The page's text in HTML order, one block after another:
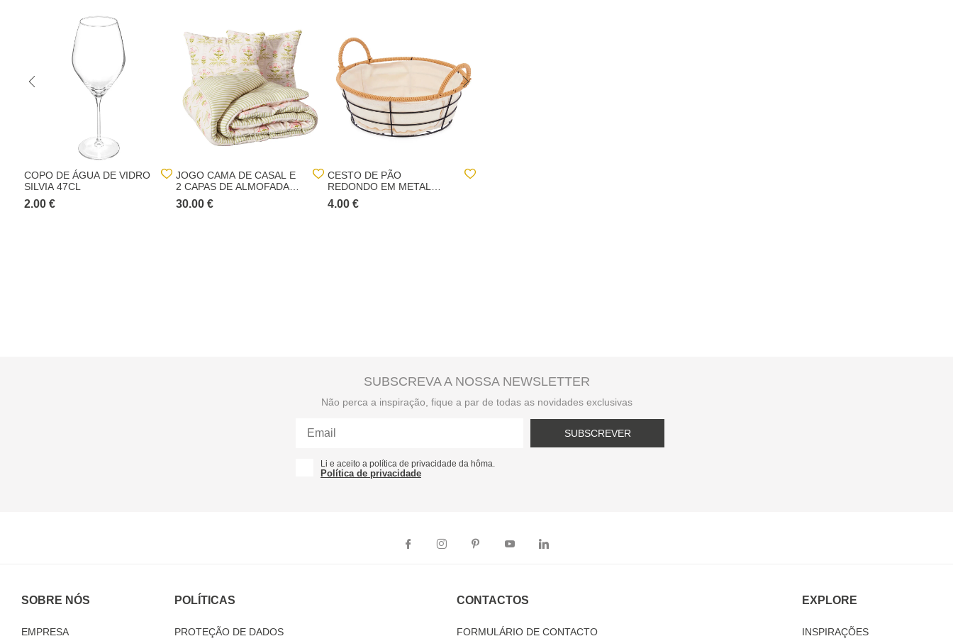
COPO DE ÁGUA DE VIDRO
SILVIA 47CL
2.00 €
JOGO CAMA DE CASAL E
2 CAPAS DE ALMOFADAS
FLEUR DE ROSE
220X240CM
30.00 €
CESTO DE PÃO
REDONDO EM METAL
COM ASAS
4.00 €
SUBSCREVA A NOSSA NEWSLETTER
Não perca a inspiração, fique a par de todas as novidades exclusivas
SUBSCREVER
Li e aceito a política de privacidade da hôma.
Política de privacidade
SOBRE NÓS
EMPRESA
POLÍTICAS
PROTEÇÃO DE DADOS
CONTACTOS
FORMULÁRIO DE CONTACTO
EXPLORE
INSPIRAÇÕES